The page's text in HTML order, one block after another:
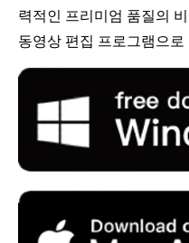
력적인 프리미엄 품질의
동영상 편집 프로그램으